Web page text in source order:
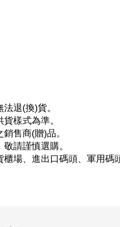
法退(換)貨。
樣式為準。
銷售商(贈)品。
請謹慎選購。
場、進出口碼頭、軍用碼